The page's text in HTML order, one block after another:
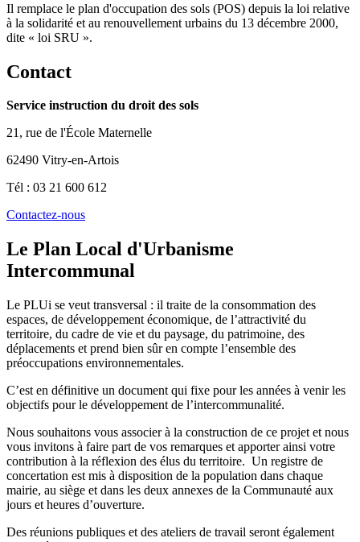
Il remplace le plan d'occupation des sols (POS) depuis la loi relative
à la solidarité et au renouvellement urbains du 13 décembre 2000,
dite « loi SRU ».
Contact
Service instruction du droit des sols
21, rue de l'École Maternelle
62490 Vitry-en-Artois
Tél : 03 21 600 612
Contactez-nous
Le Plan Local d'Urbanisme
Intercommunal
Le PLUi se veut transversal : il traite de la consommation des
espaces, de développement économique, de l’attractivité du
territoire, du cadre de vie et du paysage, du patrimoine, des
déplacements et prend bien sûr en compte l’ensemble des
préoccupations environnementales.
C’est en définitive un document qui fixe pour les années à venir les
objectifs pour le développement de l’intercommunalité.
Nous souhaitons vous associer à la construction de ce projet et nous
vous invitons à faire part de vos remarques et apporter ainsi votre
contribution à la réflexion des élus du territoire. Un registre de
concertation est mis à disposition de la population dans chaque
mairie, au siège et dans les deux annexes de la Communauté aux
jours et heures d’ouverture.
Des réunions publiques et des ateliers de travail seront également